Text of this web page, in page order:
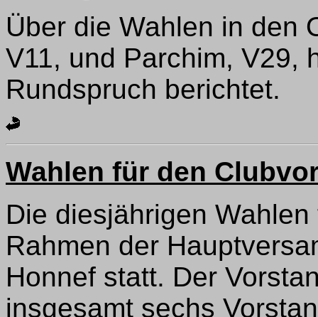
Über die Wahlen in den
V11, und Parchim, V29,
Rundspruch berichtet.
Wahlen für den
Die diesjährigen
Rahmen der
Honnef statt. Der
insgesamt sechs